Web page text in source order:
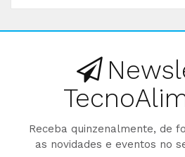
Receba quinzenalmente, de
as novidades e eventos no